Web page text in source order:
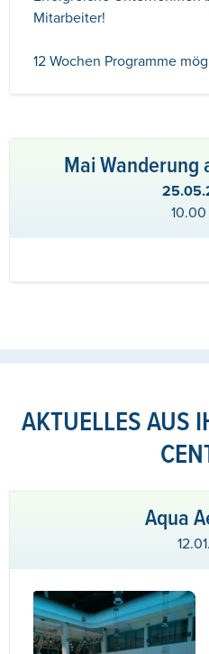
Mitarbeiter!
12 Wochen Programme
Mai
AKTUELLES AUS
Aqua